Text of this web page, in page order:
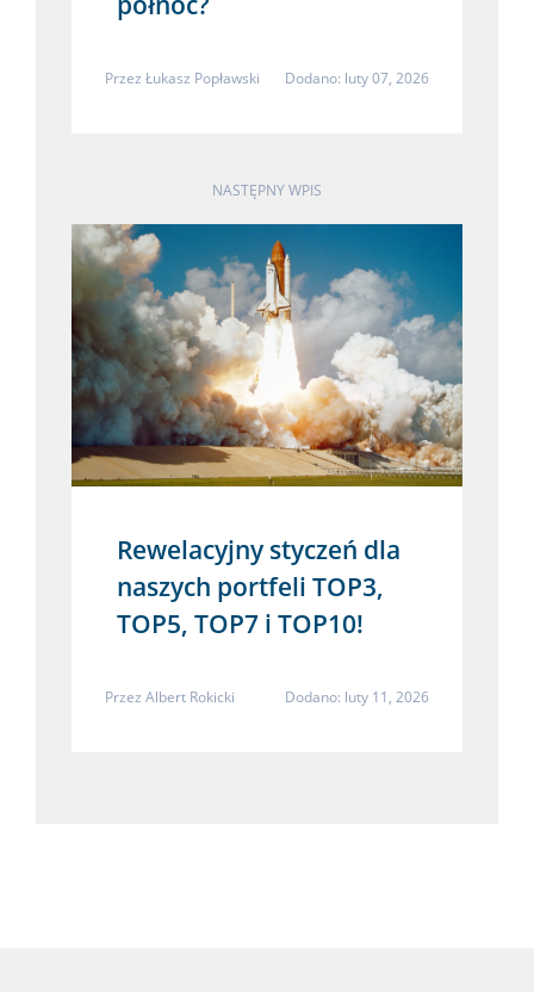
Przez Łukasz Popławski Dodano: luty 07, 2026
NASTĘPNY WPIS
Rewelacyjny styczeń dla
naszych portfeli TOP3,
TOP5, TOP7 i TOP10!
Przez Albert Rokicki Dodano: luty 11, 2026